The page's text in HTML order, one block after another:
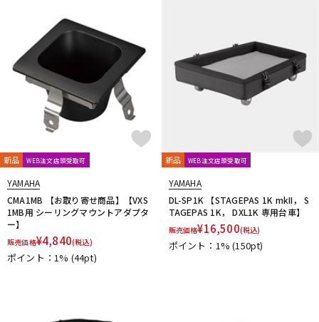
新品 WEB注文店頭受取可
YAMAHA
CMA1MB 【お取り寄せ商品】【VXS
1MB用 シーリングマウントアダプタ
ー】
販売価格¥4,840(税込)
ポイント：1% (44pt)
新品 WEB注文店頭受取可
YAMAHA
DL-SP1K 【STAGEPAS 1K mkII， S
TAGEPAS 1K， DXL1K 専用台車】
販売価格¥16,500(税込)
ポイント：1%(150pt)